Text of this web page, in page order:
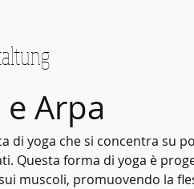
e Arpa
di yoga che si concentra su
Questa forma di yoga è
muscoli, promuovendo la